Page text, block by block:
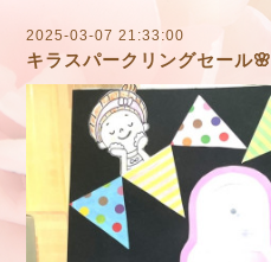
2025-03-07 21:33:00
キラスパークリングセール🌸